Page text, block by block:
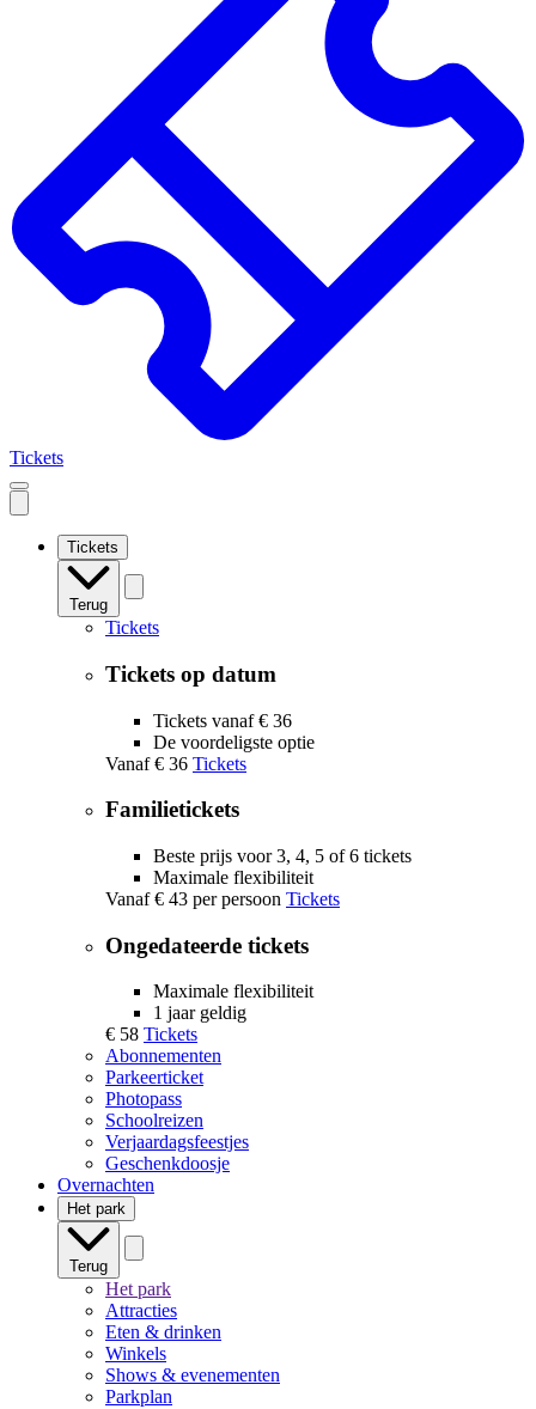
Tickets
Open
mobile
navigation
Tickets
Terug
Tickets
Tickets op datum
Tickets vanaf € 36
De voordeligste optie
Vanaf € 36 Tickets
Familietickets
Beste prijs voor 3, 4, 5 of 6 tickets
Maximale flexibiliteit
Vanaf € 43 per persoon Tickets
Ongedateerde tickets
Maximale flexibiliteit
1 jaar geldig
€ 58 Tickets
Abonnementen
Parkeerticket
Photopass
Schoolreizen
Verjaardagsfeestjes
Geschenkdoosje
Overnachten
Het park
Terug
Het park
Attracties
Eten & drinken
Winkels
Shows & evenementen
Parkplan